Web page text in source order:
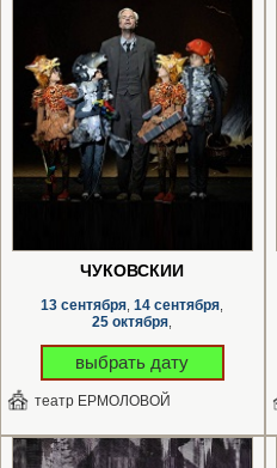
ЧУКОВСКИЙ
13 сентября 14 сентября
25 октября
выбрать дату
театр ЕРМОЛОВОЙ